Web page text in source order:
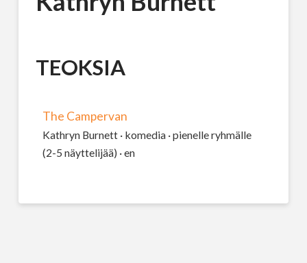
TEOKSIA
The Campervan
Kathryn Burnett · komedia · pienelle ryhmälle
(2-5 näyttelijää) · en